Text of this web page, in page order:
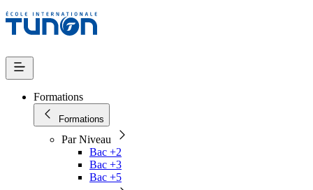
Formations
Formations
Par Niveau
Bac +2
Bac +3
Bac +5